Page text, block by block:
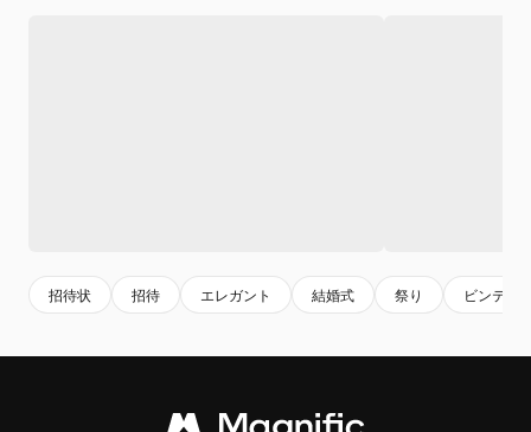
招待状 招待 エレガント 結婚式 祭り ビンテー